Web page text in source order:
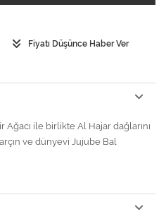
Fiyatı Düşünce Haber Ver
Ağacı ile birlikte Al Hajar dağlarını
ve dünyevi Jujube Bal